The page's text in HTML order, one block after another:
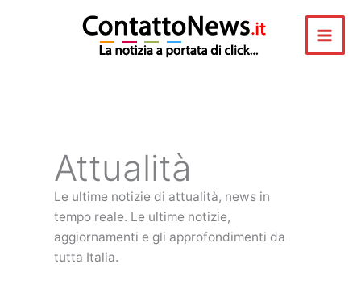
Attualità
Le ultime notizie di attualità, news in
tempo reale. Le ultime notizie,
aggiornamenti e gli approfondimenti da
tutta Italia.